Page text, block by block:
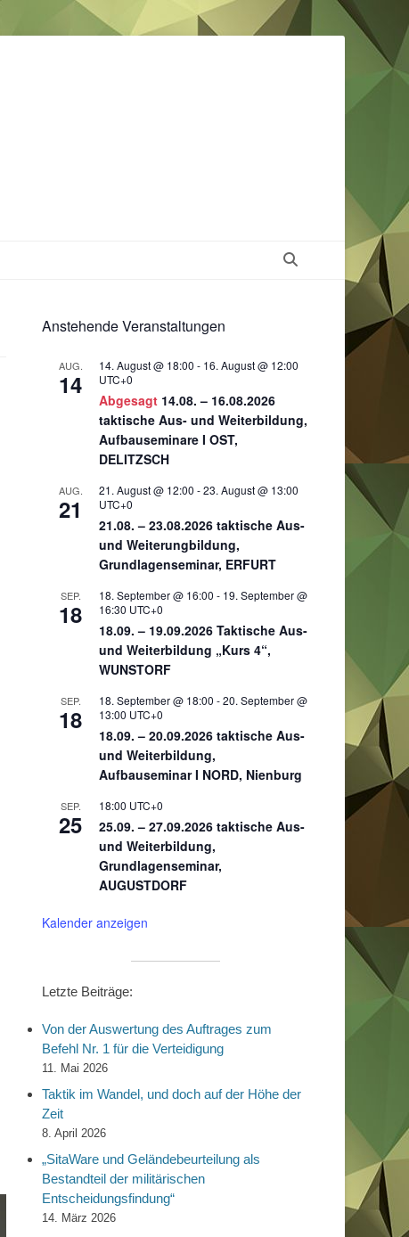
Suchen
Anstehende Veranstaltungen
AUG.
14
14. August @ 18:00 - 16. August @ 12:00
UTC+0
Abgesagt 14.08. – 16.08.2026
taktische Aus- und Weiterbildung,
Aufbauseminare I OST,
DELITZSCH
AUG.
21
21. August @ 12:00 -23. August @ 13:00
UTC+0
21.08. – 23.08.2026 taktische Aus-
und Weiterungbildung,
Grundlagenseminar, ERFURT
SEP.
18
18. September @ 16:00 - 19. September @
16:30 UTC+0
18.09. – 19.09.2026 Taktische Aus-
und Weiterbildung „Kurs 4“,
WUNSTORF
SEP.
18
18. September @ 18:00 -20. September @
13:00 UTC+0
18.09. – 20.09.2026 taktische Aus-
und Weiterbildung,
Aufbauseminar I NORD, Nienburg
SEP.
25
18:00 UTC+0
25.09. – 27.09.2026 taktische Aus-
und Weiterbildung,
Grundlagenseminar,
AUGUSTDORF
Kalender anzeigen
Letzte Beiträge:
Von der Auswertung des Auftrages zum
Befehl Nr. 1 für die Verteidigung
11. Mai 2026
Taktik im Wandel, und doch auf der Höhe der
Zeit
8. April 2026
„SitaWare und Geländebeurteilung als
Bestandteil der militärischen
Entscheidungsfindung“
14. März 2026